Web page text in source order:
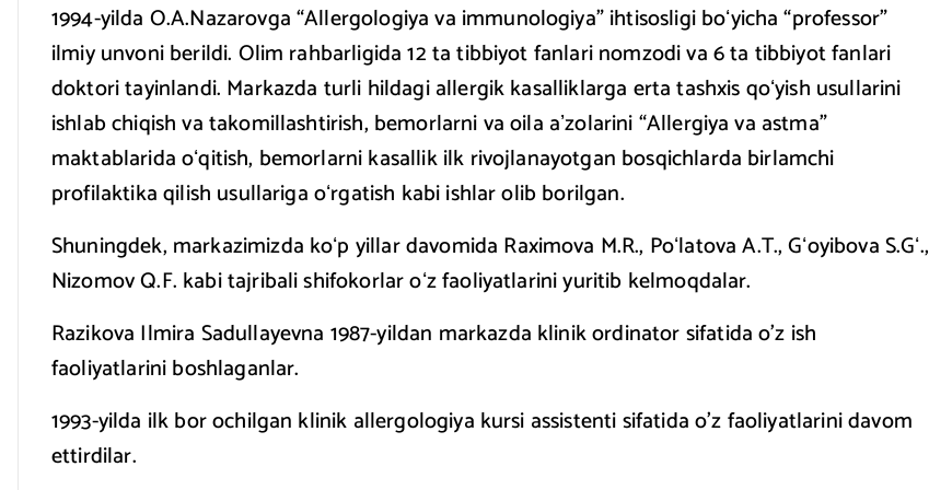
1994-yilda O.A.Nazarovga “Allergologiya va immunologiya” ihtisosligi boʻyicha “professor”
ilmiy unvoni berildi. Olim rahbarligida 12 ta tibbiyot fanlari nomzodi va 6 ta tibbiyot fanlari
doktori tayinlandi. Markazda turli hildagi allergik kasalliklarga erta tashxis qoʻyish usullarini
ishlab chiqish va takomillashtirish, bemorlarni va oila aʼzolarini “Allergiya va astma”
maktablarida oʻqitish, bemorlarni kasallik ilk rivojlanayotgan bosqichlarda birlamchi
profilaktika qilish usullariga oʻrgatish kabi ishlar olib borilgan.
Shuningdek, markazimizda koʻp yillar davomida Raximova M.R., Poʻlatova A.T., Gʻoyibova S.Gʻ.,
Nizomov Q.F. kabi tajribali shifokorlar oʻz faoliyatlarini yuritib kelmoqdalar.
Razikova Ilmira Sadullayevna 1987-yildan markazda klinik ordinator sifatida o’z ish
faoliyatlarini boshlaganlar.
1993-yilda ilk bor ochilgan klinik allergologiya kursi assistenti sifatida o’z faoliyatlarini davom
ettirdilar.